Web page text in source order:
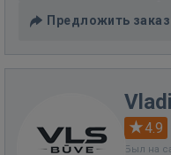
Предложить заказ
4.9
Был на